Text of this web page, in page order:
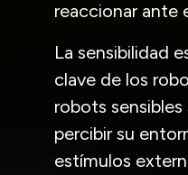
reaccionar ante
La sensibilidad
clave de los
robots
percibir su
estímulos